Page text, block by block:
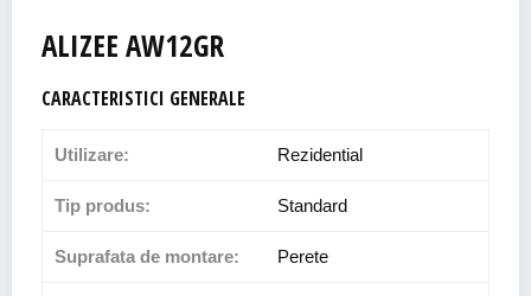
ALIZEE AW12GR
CARACTERISTICI GENERALE
Utilizare: Rezidential
Tip produs: Standard
Suprafata de montare: Perete